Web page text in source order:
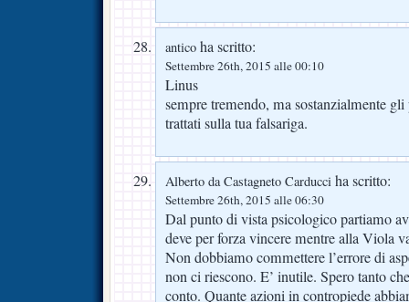
antico ha scritto:
Settembre 26th, 2015 alle 00:10
Linus
sempre tremendo, ma sostanzialmente
trattati sulla tua falsariga.
Alberto da Castagneto Carducci ha scritto:
Settembre 26th, 2015 alle 06:30
Dal punto di vista psicologico partiamo
deve per forza vincere mentre alla Viola
Non dobbiamo commettere l’errore di
non ci riescono. E’ inutile. Spero tanto
conto. Quante azioni in contropiede